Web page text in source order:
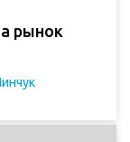
рынок